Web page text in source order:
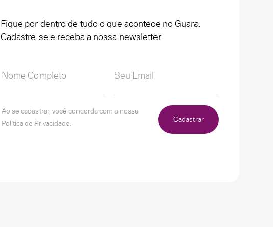
Fique por dentro de tudo o que acontece no Guara.
Cadastre-se e receba a nossa newsletter.
Ao se cadastrar, você concorda com a nossa
Política de Privacidade.
Cadastrar